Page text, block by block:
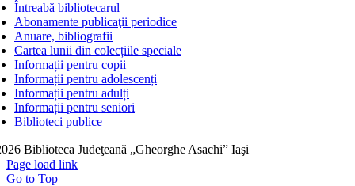
Întreabă bibliotecarul
Abonamente publicaţii periodice
Anuare, bibliografii
Cartea lunii din colecțiile speciale
Informații pentru copii
Informații pentru adolescenți
Informații pentru adulți
Informații pentru seniori
Biblioteci publice
Biblioteca Judeţeană „Gheorghe Asachi” Iaşi
Page load link
Go to Top